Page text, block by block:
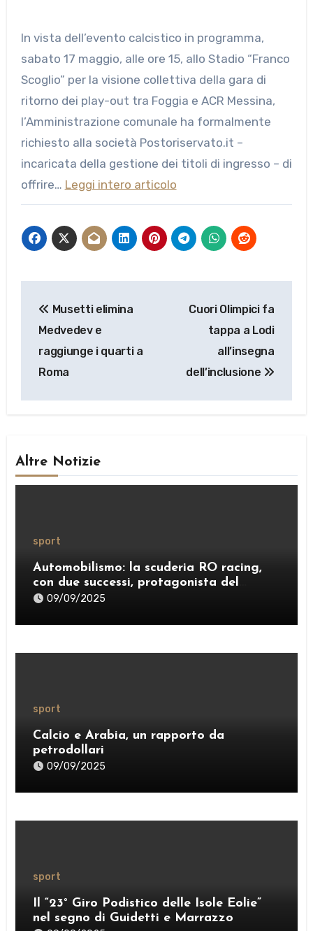
In vista dell’evento calcistico in programma,
sabato 17 maggio, alle ore 15, allo Stadio “Franco
Scoglio” per la visione collettiva della gara di
ritorno dei play-out tra Foggia e ACR Messina,
l’Amministrazione comunale ha formalmente
richiesto alla società Postoriservato.it –
incaricata della gestione dei titoli di ingresso – di
offrire… Leggi intero articolo
articoli
Musetti elimina
Medvedev e
raggiunge i quarti a
Roma
Cuori Olimpici fa
tappa a Lodi
all’insegna
dell’inclusione
Altre Notizie
sport
Automobilismo: la scuderia RO racing,
con due successi, protagonista del
weekend
09/09/2025
sport
Calcio e Arabia, un rapporto da
petrodollari
09/09/2025
sport
Il “23° Giro Podistico delle Isole Eolie”
nel segno di Guidetti e Marrazzo